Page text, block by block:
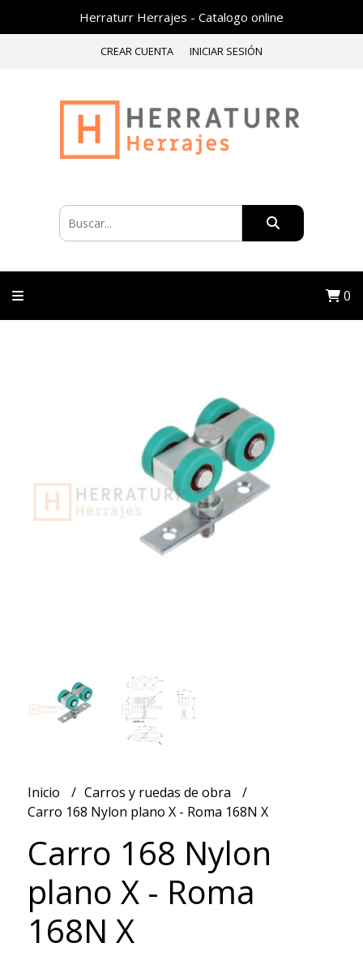
Herraturr Herrajes - Catalogo online
CREAR CUENTA INICIAR SESIÓN
0
Inicio
Carros y ruedas de obra
Carro 168 Nylon plano X - Roma 168N X
Carro 168 Nylon
plano X - Roma
168N X